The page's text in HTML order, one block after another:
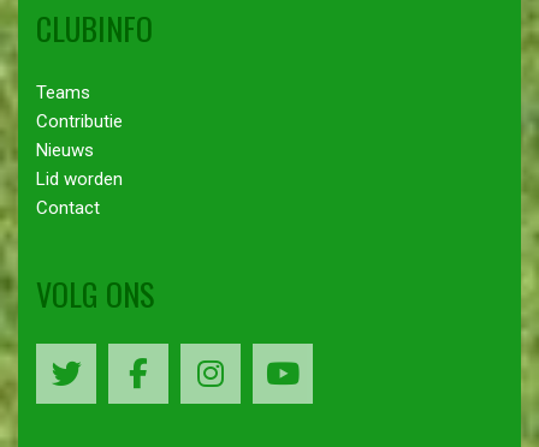
CLUBINFO
Teams
Contributie
Nieuws
Lid worden
Contact
VOLG ONS